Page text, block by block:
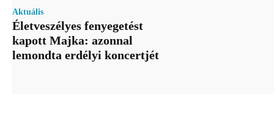
Aktuális
Életveszélyes fenyegetést
kapott Majka: azonnal
lemondta erdélyi koncertjét